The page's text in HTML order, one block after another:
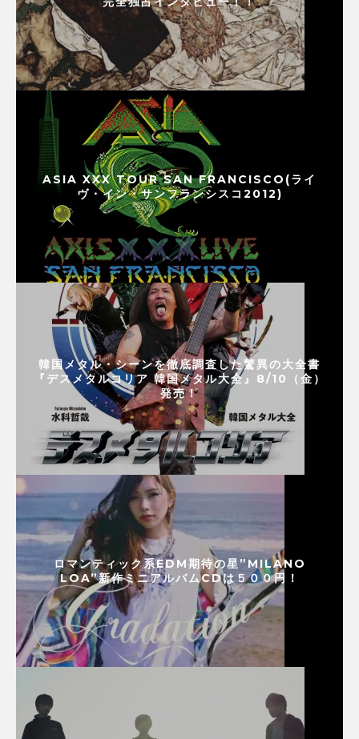
ASIA XXX TOUR SAN FRANCISCO(ライ
ヴ・イン・サンフランシスコ2012)
韓国メタル・シーンを徹底調査した驚異の大全書
『デスメタルコリア 韓国メタル大全』8/10（金）
発売！
ロマンティック系EDM期待の星”MILANO
LOA”新作ミニアルバムCDは５００円！